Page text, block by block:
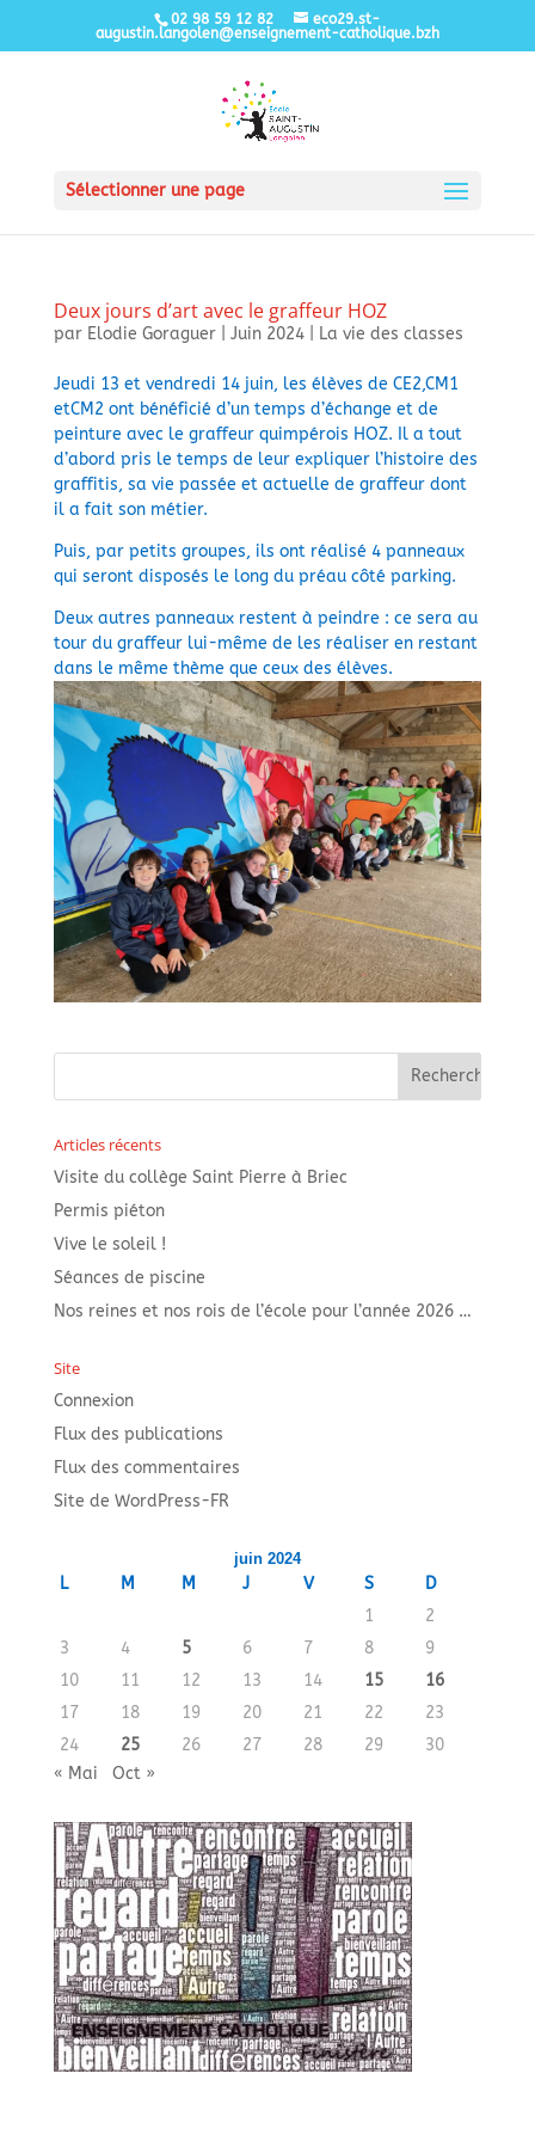
02 98 59 12 82
eco29.st-
augustin.langolen@enseignement-catholique.bzh
Sélectionner une page
Deux jours d’art avec le graffeur HOZ
par Elodie Goraguer| Juin 2024| La vie des classes
Jeudi 13 et vendredi 14 juin, les élèves de CE2,CM1
etCM2 ont bénéficié d’un temps d’échange et de
peinture avec le graffeur quimpérois HOZ. Il a tout
d’abord pris le temps de leur expliquer l’histoire des
graffitis, sa vie passée et actuelle de graffeur dont
il a fait son métier.
Puis, par petits groupes, ils ont réalisé 4 panneaux
qui seront disposés le long du préau côté parking.
Deux autres panneaux restent à peindre : ce sera au
tour du graffeur lui-même de les réaliser en restant
dans le même thème que ceux des élèves.
Articles récents
Visite du collège Saint Pierre à Briec
Permis piéton
Vive le soleil !
Séances de piscine
Nos reines et nos rois de l’école pour l’année 2026 …
Site
Connexion
Flux des publications
Flux des commentaires
Site de WordPress-FR
juin 2024
L M M J V S
D
1
2
3
4 5 6 7 8
9
10
11 12 13 14 15
16
17
18 19 20 21 22
23
24
25 26 27 28 29
30
« Mai
Oct »